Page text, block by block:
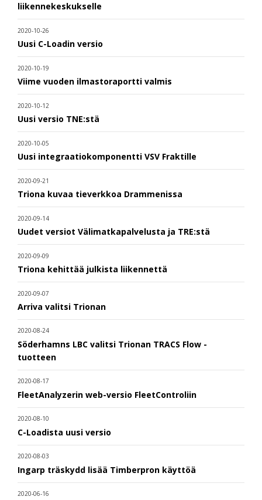
liikennekeskukselle
2020-10-26
Uusi C-Loadin versio
2020-10-19
Viime vuoden ilmastoraportti valmis
2020-10-12
Uusi versio TNE:stä
2020-10-05
Uusi integraatiokomponentti VSV Fraktille
2020-09-21
Triona kuvaa tieverkkoa Drammenissa
2020-09-14
Uudet versiot Välimatkapalvelusta ja TRE:stä
2020-09-09
Triona kehittää julkista liikennettä
2020-09-07
Arriva valitsi Trionan
2020-08-24
Söderhamns LBC valitsi Trionan TRACS Flow -
tuotteen
2020-08-17
FleetAnalyzerin web-versio FleetControliin
2020-08-10
C-Loadista uusi versio
2020-08-03
Ingarp träskydd lisää Timberpron käyttöä
2020-06-16